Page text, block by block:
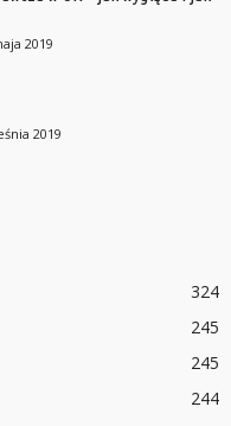
2019
2019
324
245
245
244